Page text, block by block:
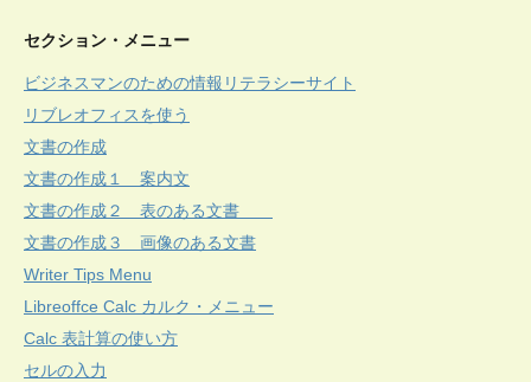
セクション・メニュー
ビジネスマンのための情報リテラシーサイト
リブレオフィスを使う
文書の作成
文書の作成１ 案内文
文書の作成２ 表のある文書
文書の作成３ 画像のある文書
Writer Tips Menu
Libreoffce Calc カルク・メニュー
Calc 表計算の使い方
セルの入力